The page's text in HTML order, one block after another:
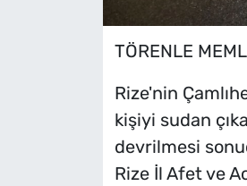
TÖRENLE
Rize'nin
kişiyi sudan
devrilmesi
Rize İl Afet ve